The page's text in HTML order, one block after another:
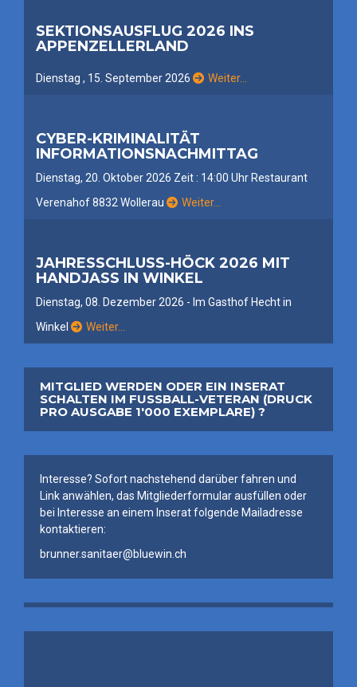
SEKTIONSAUSFLUG 2026 INS
APPENZELLERLAND
Dienstag , 15. September 2026 Weiter…
CYBER-KRIMINALITÄT
INFORMATIONSNACHMITTAG
Dienstag, 20. Oktober 2026 Zeit : 14:00 Uhr Restaurant
Verenahof 8832 Wollerau
Weiter…
JAHRESSCHLUSS-HÖCK 2026 MIT
HANDJASS IN WINKEL
Dienstag, 08. Dezember 2026 - Im Gasthof Hecht in
Winkel
Weiter…
MITGLIED WERDEN ODER EIN INSERAT
SCHALTEN IM FUSSBALL-VETERAN (DRUCK
PRO AUSGABE 1'000 EXEMPLARE) ?
Interesse? Sofort nachstehend darüber fahren und
Link anwählen, das Mitgliederformular ausfüllen oder
bei Interesse an einem Inserat folgende Mailadresse
kontaktieren:
brunner.sanitaer@bluewin.ch